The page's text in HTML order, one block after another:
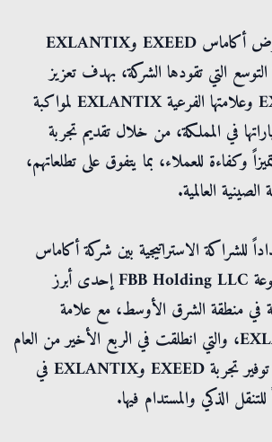
هذا ويأتي افتتاح معرض أكاماس EXEED وEXLANTIX
التي تقودها الشركة، بهدف تعزيز
حضور علامة EXEED وعلامتها الفرعية EXLANTIX لمواكبة
في المملكة، من خلال تقديم تجربة
وكفاءة للعملاء، بما يتفوق على تطلعاتهم،
العالمية.
للشراكة الاستراتيجية بين شركة أكاماس
للسيارات، التابعة لمجموعة FBB Holding LLC إحدى أبرز
في منطقة الشرق الأوسط، مع علامة
EXEED وEXLANTIX، والتي انطلقت في الربع الأخير من العام
الماضي 2025 بهدف توفير تجربة EXEED وEXLANTIX في
الذكي والمستدام فيها.